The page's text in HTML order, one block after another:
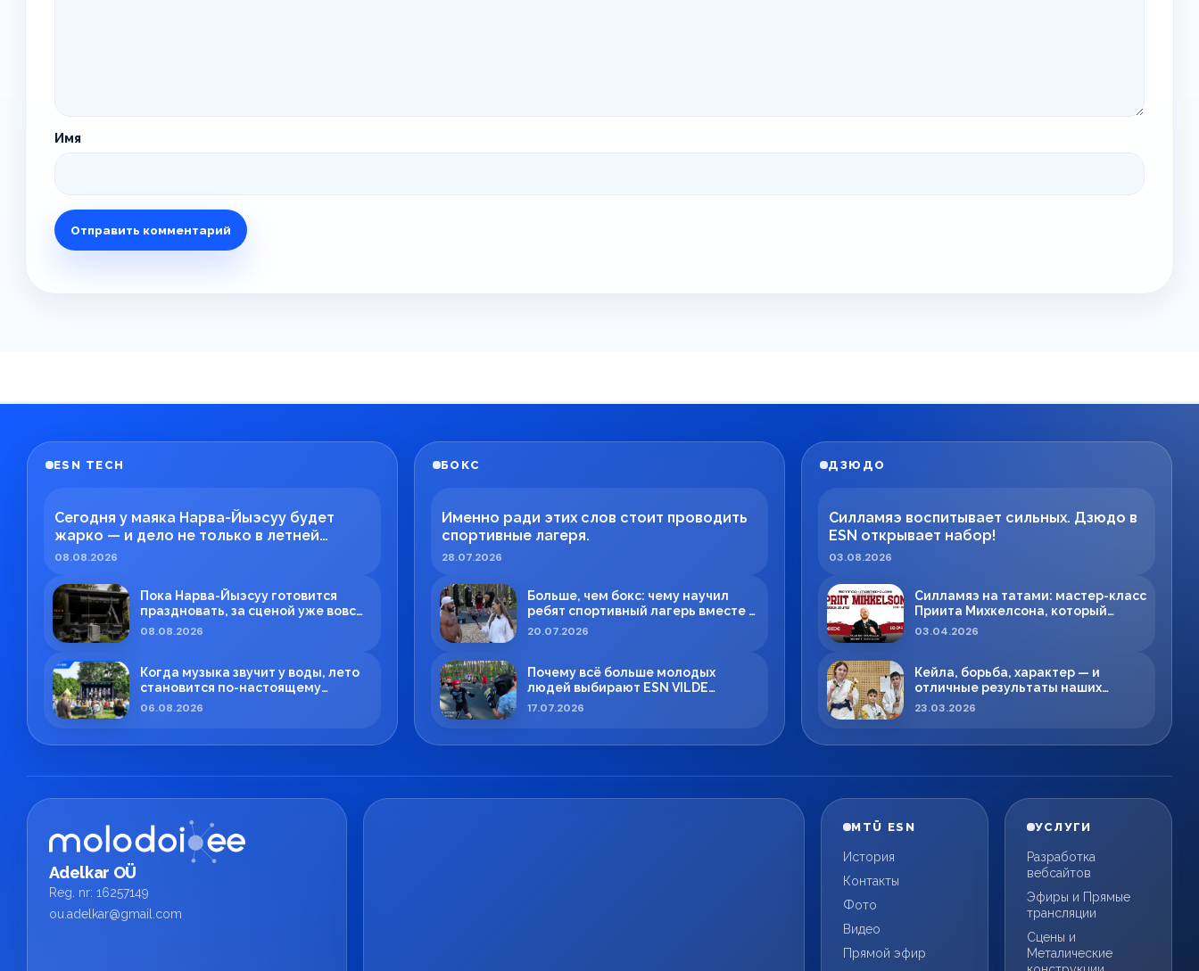
Имя
ESN TECH
Сегодня у маяка Нарва-Йыэсуу будет
жарко — и дело не только в летней
погоде!
08.08.2026
Пока Нарва-Йыэсуу готовится
праздновать, за сценой уже вовсю
кипит работа!
08.08.2026
Когда музыка звучит у воды, лето
становится по-настоящему
особенным.
06.08.2026
БОКС
Именно ради этих слов стоит проводить
спортивные лагеря.
28.07.2026
Больше, чем бокс: чему научил
ребят спортивный лагерь вместе с
Максимом Вильде
20.07.2026
Почему всё больше молодых
людей выбирают ESN VILDE
BOXING в Силламяэ?
17.07.2026
ДЗЮДО
Силламяэ воспитывает сильных. Дзюдо в
ESN открывает набор!
03.08.2026
Силламяэ на татами: мастер-класс
Приита Михкелсона, который
меняет правила игры в регионе
03.04.2026
Кейла, борьба, характер — и
отличные результаты наших
спортсменов!
23.03.2026
Adelkar OÜ
Reg. nr: 16257149
ou.adelkar@gmail.com
MTÜ ESN
История
Контакты
Фото
Видео
Прямой эфир
УСЛУГИ
Разработка
вебсайтов
Эфиры и Прямые
трансляции
Сцены и
Металические